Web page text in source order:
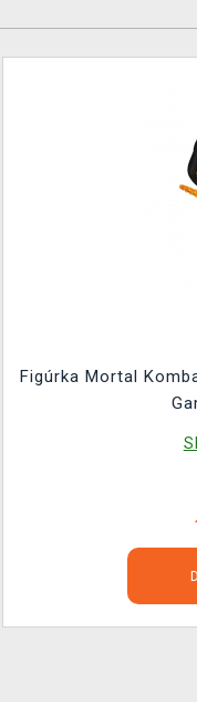
Figúrka Mortal